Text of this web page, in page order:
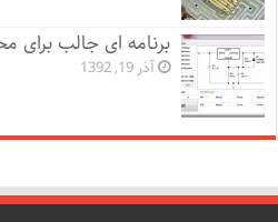
برنامه ای جالب برای
آذر 19, 1392